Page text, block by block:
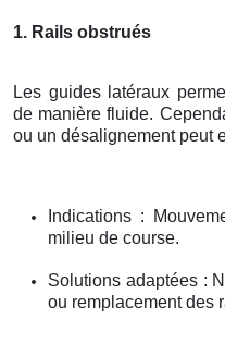
1. Rails obstrués
Les guides latéraux
de manière fluide.
ou un désalignement peut
Indications :
milieu de course.
Solutions adaptées :
ou remplacement des